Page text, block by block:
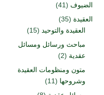
الضيوف (41)
العقيدة (35)
العقيدة والتوحيد (15)
مباحث ورسائل ومسائل
عقدية (2)
متون ومنظومات العقيدة
وشروحها (11)